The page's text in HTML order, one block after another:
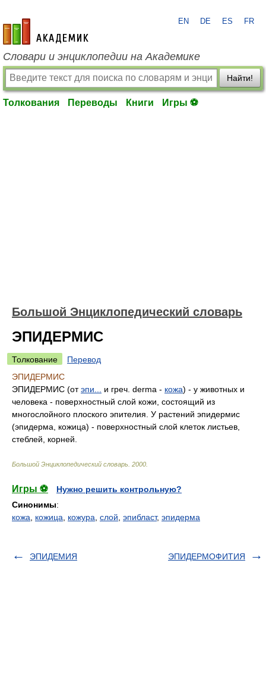
academic.ru
EN DE ES FR
Словари и энциклопедии на Академике
Найти!
Толкования Переводы Книги Игры ⚽
Большой Энциклопедический словарь
ЭПИДЕРМИС
Толкование
Перевод
ЭПИДЕРМИС
ЭПИДЕРМИС (отэпи... и греч. derma - кожа) - у животных и
человека - поверхностный слой кожи, состоящий из
многослойного плоского эпителия. У растений эпидермис
(эпидерма, кожица) - поверхностный слой клеток листьев,
стеблей, корней.
Большой Энциклопедический словарь 2000
Игры ⚽
Нужно решить контрольную?
Синонимы:
кожа
кожица кожура слой эпибласт, эпидерма
ЭПИДЕМИЯ ЭПИДЕРМОФИТИЯ